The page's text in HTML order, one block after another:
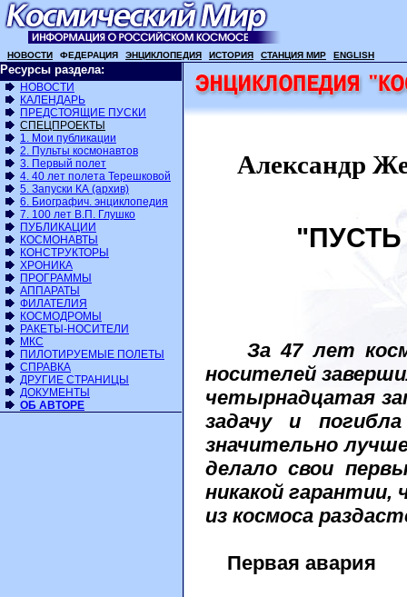
НОВОСТИ ФЕДЕРАЦИЯ ЭНЦИКЛОПЕДИЯ ИСТОРИЯ СТАНЦИЯ МИР ENGLISH
Ресурсы раздела:
НОВОСТИ
КАЛЕНДАРЬ
ПРЕДСТОЯЩИЕ ПУСКИ
СПЕЦПРОЕКТЫ
1. Мои публикации
2. Пульты космонавтов
3. Первый полет
4. 40 лет полета Терешковой
5. Запуски КА (архив)
6. Биографич. энциклопедия
7. 100 лет В.П. Глушко
ПУБЛИКАЦИИ
КОСМОНАВТЫ
КОНСТРУКТОРЫ
ХРОНИКА
ПРОГРАММЫ
АППАРАТЫ
ФИЛАТЕЛИЯ
КОСМОДРОМЫ
РАКЕТЫ-НОСИТЕЛИ
МКС
ПИЛОТИРУЕМЫЕ ПОЛЕТЫ
СПРАВКА
ДРУГИЕ СТРАНИЦЫ
ДОКУМЕНТЫ
ОБ АВТОРЕ
Александр
"ПУСТЬ
За 47 лет
носителей
четырнадцатая
задачу и
значительно
делало свои
никакой
из космоса
Первая авария